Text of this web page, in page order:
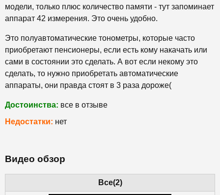
модели, только плюс количество памяти - тут запоминает
аппарат 42 измерения. Это очень удобно.
Это полуавтоматические тонометры, которые часто
приобретают пенсионеры, если есть кому накачать или
сами в состоянии это сделать. А вот если некому это
сделать, то нужно приобретать автоматические
аппараты, они правда стоят в 3 раза дороже(
Достоинства: все в отзыве
Недостатки: нет
Видео обзор
Все(2)